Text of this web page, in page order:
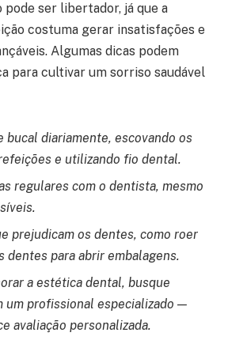
pode ser libertador, já que a
costuma gerar insatisfações e
Algumas dicas podem
para cultivar um sorriso saudável
bucal diariamente, escovando os
e utilizando fio dental.
regulares com o dentista, mesmo
prejudicam os dentes, como roer
dentes para abrir embalagens.
a estética dental, busque
um profissional especializado —
avaliação personalizada.